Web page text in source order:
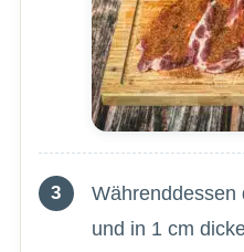
Währenddessen
und in 1 cm